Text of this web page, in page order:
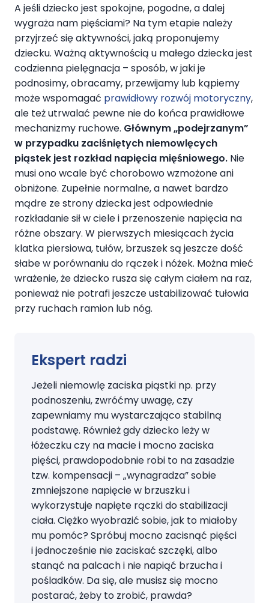
A jeśli dziecko jest spokojne, pogodne, a dalej
wygraża nam pięściami? Na tym etapie należy
przyjrzeć się aktywności, jaką proponujemy
dziecku. Ważną aktywnością u małego dziecka jest
codzienna pielęgnacja – sposób, w jaki je
podnosimy, obracamy, przewijamy lub kąpiemy
może wspomagać prawidłowy rozwój motoryczny,
ale też utrwalać pewne nie do końca prawidłowe
mechanizmy ruchowe. Głównym „podejrzanym”
w przypadku zaciśniętych niemowlęcych
piąstek jest rozkład napięcia mięśniowego. Nie
musi ono wcale być chorobowo wzmożone ani
obniżone. Zupełnie normalne, a nawet bardzo
mądre ze strony dziecka jest odpowiednie
rozkładanie sił w ciele i przenoszenie napięcia na
różne obszary. W pierwszych miesiącach życia
klatka piersiowa, tułów, brzuszek są jeszcze dość
słabe w porównaniu do rączek i nóżek. Można mieć
wrażenie, że dziecko rusza się całym ciałem na raz,
ponieważ nie potrafi jeszcze ustabilizować tułowia
przy ruchach ramion lub nóg.
Ekspert radzi
Jeżeli niemowlę zaciska piąstki np. przy
podnoszeniu, zwróćmy uwagę, czy
zapewniamy mu wystarczająco stabilną
podstawę. Również gdy dziecko leży w
łóżeczku czy na macie i mocno zaciska
pięści, prawdopodobnie robi to na zasadzie
tzw. kompensacji – „wynagradza” sobie
zmniejszone napięcie w brzuszku i
wykorzystuje napięte rączki do stabilizacji
ciała. Ciężko wyobrazić sobie, jak to miałoby
mu pomóc? Spróbuj mocno zacisnąć pięści
i jednocześnie nie zaciskać szczęki, albo
stanąć na palcach i nie napiąć brzucha i
pośladków. Da się, ale musisz się mocno
postarać, żeby to zrobić, prawda?